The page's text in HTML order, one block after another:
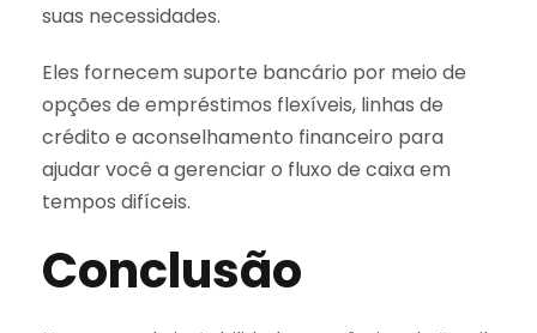
suas necessidades.
Eles fornecem suporte bancário por meio de
opções de empréstimos flexíveis, linhas de
crédito e aconselhamento financeiro para
ajudar você a gerenciar o fluxo de caixa em
tempos difíceis.
Conclusão